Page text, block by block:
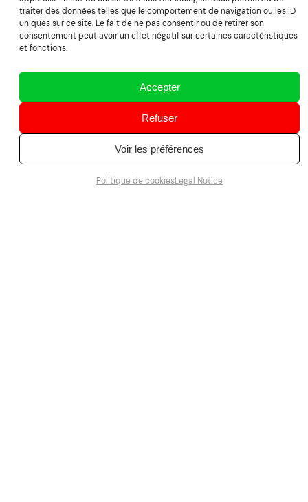
traiter des données telles que le comportement de navigation ou les ID
uniques sur ce site. Le fait de ne pas consentir ou de retirer son
consentement peut avoir un effet négatif sur certaines caractéristiques
et fonctions.
Accepter
Refuser
Voir les préférences
Politique de cookiesLegal Notice